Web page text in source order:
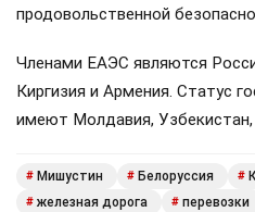
продовольственной
Членами ЕАЭС являются
Киргизия и Армения. Статус
имеют Молдавия, Узбекистан,
# Мишустин # Белоруссия #
# железная дорога # перевозки